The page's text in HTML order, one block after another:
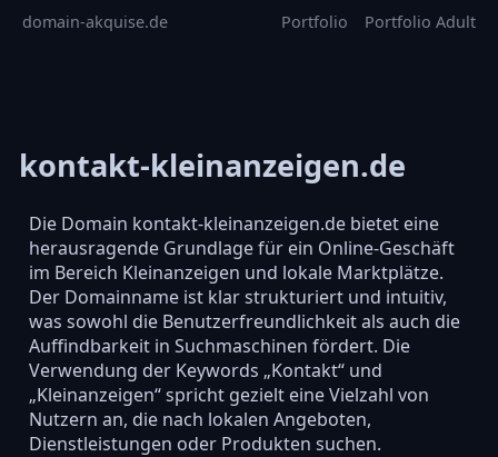
domain-akquise.de Portfolio Portfolio Adult
kontakt-kleinanzeigen.de
Die Domain kontakt-kleinanzeigen.de bietet eine
herausragende Grundlage für ein Online-Geschäft
im Bereich Kleinanzeigen und lokale Marktplätze.
Der Domainname ist klar strukturiert und intuitiv,
was sowohl die Benutzerfreundlichkeit als auch die
Auffindbarkeit in Suchmaschinen fördert. Die
Verwendung der Keywords „Kontakt“ und
„Kleinanzeigen“ spricht gezielt eine Vielzahl von
Nutzern an, die nach lokalen Angeboten,
Dienstleistungen oder Produkten suchen.